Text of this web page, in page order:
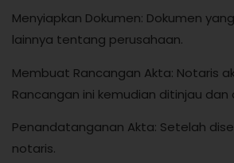
Menyiapkan Dokumen: Dokumen
lainnya tentang perusahaan.
Membuat Rancangan Akta: Notaris
Rancangan ini kemudian ditinjau
Penandatanganan Akta: Setelah
notaris.